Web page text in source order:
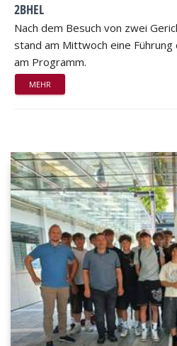
2BHEL
Nach dem Besuch von zwei
stand am Mittwoch eine
am Programm.
MEHR